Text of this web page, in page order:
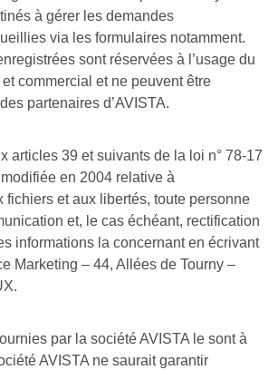
à gérer les demandes
via les formulaires notamment.
sont réservées à l’usage du
commercial et ne peuvent être
partenaires d’AVISTA.
articles 39 et suivants de la loi n° 78-17
en 2004 relative à
fichiers et aux libertés, toute personne
et, le cas échéant, rectification
informations la concernant en écrivant
Marketing – 44, Allées de Tourny –
par la société AVISTA le sont à
AVISTA ne saurait garantir